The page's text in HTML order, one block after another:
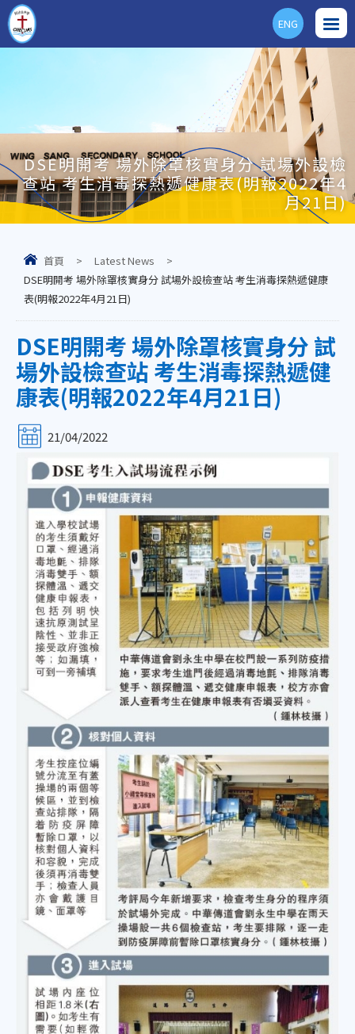
ENG
DSE明開考 場外除罩核實身分 試場外設檢
查站 考生消毒探熱遞健康表(明報2022年4
月21日)
首頁 > Latest News
>
DSE明開考 場外除罩核實身分 試場外設檢查站 考生消毒探熱遞健康
表(明報2022年4月21日)
DSE明開考 場外除罩核實身分 試
場外設檢查站 考生消毒探熱遞健
康表(明報2022年4月21日)
21/04/2022